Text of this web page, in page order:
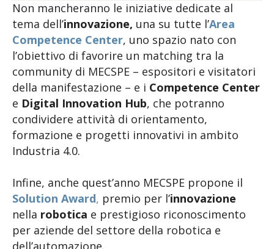
Non mancheranno le iniziative dedicate al
tema dell’innovazione, una su tutte l’Area
Competence Center, uno spazio nato con
l’obiettivo di favorire un matching tra la
community di MECSPE – espositori e visitatori
della manifestazione – e i Competence Center
e Digital Innovation Hub, che potranno
condividere attività di orientamento,
formazione e progetti innovativi in ambito
Industria 4.0.
Infine, anche quest’anno MECSPE propone il
Solution Award, premio per l’innovazione
nella robotica e prestigioso riconoscimento
per aziende del settore della robotica e
dell’automazione.